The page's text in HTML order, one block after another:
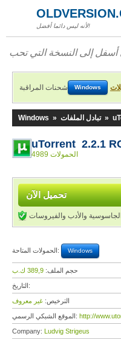
لأنه ليس دائما أفضل!
شحنات المراقبة Windows
Windows » تبادل الملفات »
uTorrent 2.2.1
4989 الحمولات
تحميل الآن
والأدب والفيروسات
الحمولات المتاحة: Windows
حجم الملف: 389,9 ك.ب
التاريخ:
الترخيص: غير معروف
الموقع الشبكي الرسمي: http://
Company: Ludvig Strigeus